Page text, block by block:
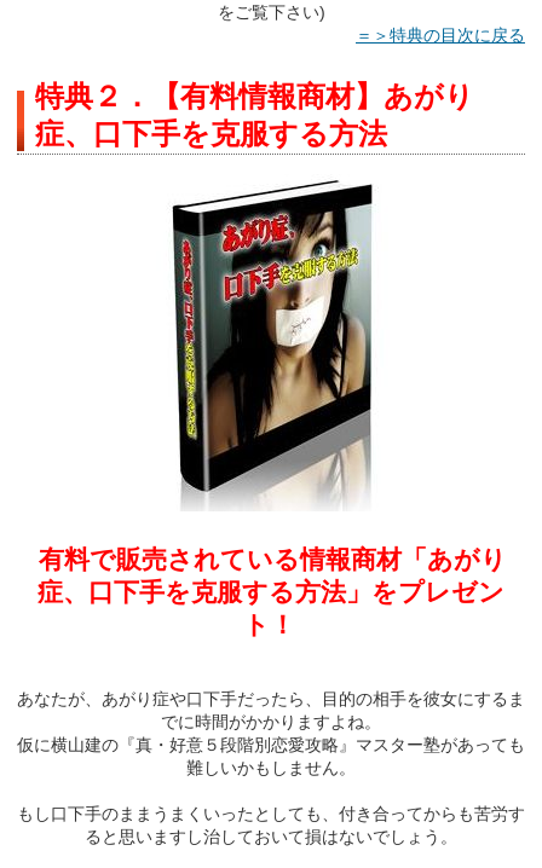
をご覧下さい)
＝＞特典の目次に戻る
特典２．【有料情報商材】あがり
症、口下手を克服する方法
有料で販売されている情報商材「あがり
症、口下手を克服する方法」をプレゼン
ト！
あなたが、あがり症や口下手だったら、目的の相手を彼女にするま
でに時間がかかりますよね。
仮に横山建の『真・好意５段階別恋愛攻略』マスター塾があっても
難しいかもしません。
もし口下手のままうまくいったとしても、付き合ってからも苦労す
ると思いますし治しておいて損はないでしょう。